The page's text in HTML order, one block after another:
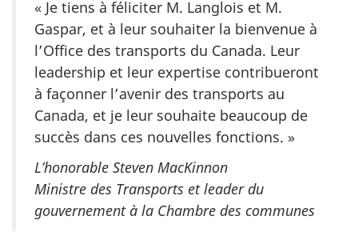
« Je tiens à féliciter M. Langlois et M.
Gaspar, et à leur souhaiter la bienvenue à
l’Office des transports du Canada. Leur
leadership et leur expertise contribueront
à façonner l’avenir des transports au
Canada, et je leur souhaite beaucoup de
succès dans ces nouvelles fonctions. »
L’honorable Steven MacKinnon
Ministre des Transports et leader du
gouvernement à la Chambre des communes